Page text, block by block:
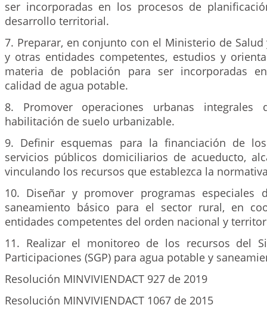
ser incorporadas en los procesos de
desarrollo territorial.
7. Preparar, en conjunto con el Ministerio de Salud
y otras entidades competentes, estudios y
materia de población para ser incorporadas
calidad de agua potable.
8. Promover operaciones urbanas integrales
habilitación de suelo urbanizable.
9. Definir esquemas para la financiación de
servicios públicos domiciliarios de acueducto,
vinculando los recursos que establezca la
10. Diseñar y promover programas especiales
saneamiento básico para el sector rural, en
entidades competentes del orden nacional y
11. Realizar el monitoreo de los recursos del
Participaciones (SGP) para agua potable y
Resolución MINVIVIENDACT 927 de 2019
Resolución MINVIVIENDACT 1067 de 2015